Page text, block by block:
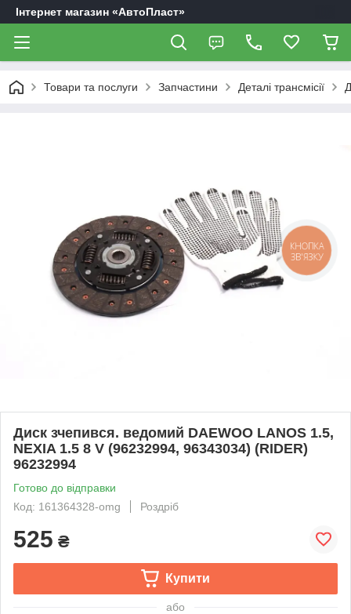
Інтернет магазин «АвтоПласт»
Товари та послуги Запчастини Деталі трансмісії
Диск зчепився. ведомий DAEWOO LANOS 1.5,
NEXIA 1.5 8 V (96232994, 96343034) (RIDER)
96232994
Готово до відправки
Код: 161364328-omg
Роздріб
525 ₴
Купити
або
КНОПКА
ЗВ'ЯЗКУ